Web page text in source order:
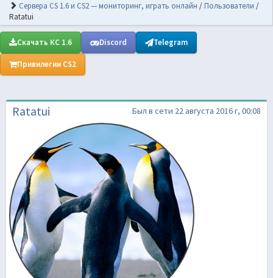
Сервера CS 1.6 и CS2 — мониторинг, играть онлайн / Пользователи /
Ratatui
Скачать КС 1.6 Discord Telegram
Привилегии CS2
Ratatui Был в сети 22 августа 2016 г, 00:08